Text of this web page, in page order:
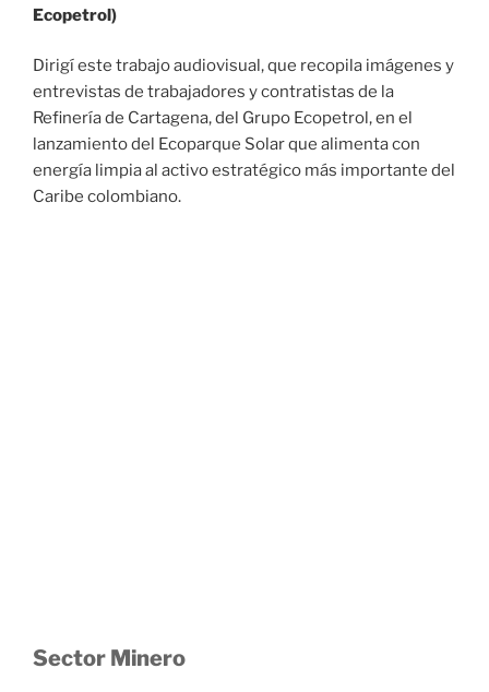
Ecopetrol)
Dirigí este trabajo audiovisual, que recopila imágenes y
entrevistas de trabajadores y contratistas de la
Refinería de Cartagena, del Grupo Ecopetrol, en el
lanzamiento del Ecoparque Solar que alimenta con
energía limpia al activo estratégico más importante del
Caribe colombiano.
Sector Minero